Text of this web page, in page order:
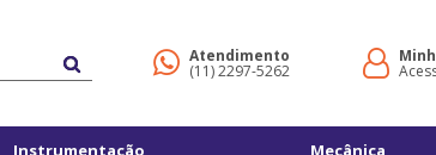
Atendimento
(11) 2297-5262
Instrumentação Mecânica